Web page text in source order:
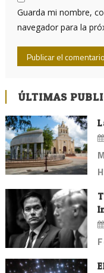
Guarda mi nombre,
navegador para la
ÚLTIMAS